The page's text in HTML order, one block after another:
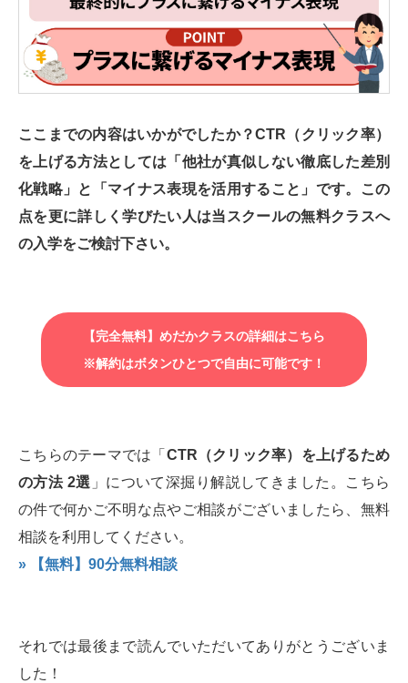
ここまでの内容はいかがでしたか？CTR（クリック率）
を上げる方法としては「他社が真似しない徹底した差別
化戦略」と「マイナス表現を活用すること」です。この
点を更に詳しく学びたい人は当スクールの無料クラスへ
の入学をご検討下さい。
【完全無料】めだかクラスの詳細はこちら
※解約はボタンひとつで自由に可能です！
こちらのテーマでは「 CTR（クリック率）を上げるため
の方法 2選 」について深掘り解説してきました。こちら
の件で何かご不明な点やご相談がございましたら、無料
相談を利用してください。
» 【無料】90分無料相談
それでは最後まで読んでいただいてありがとうございま
した！